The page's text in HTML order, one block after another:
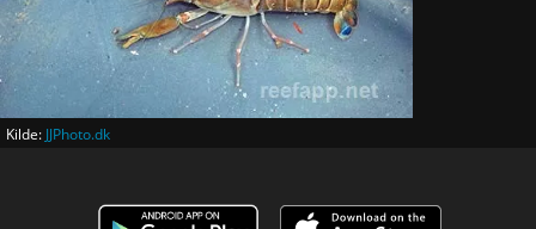
Kilde: JJPhoto.dk